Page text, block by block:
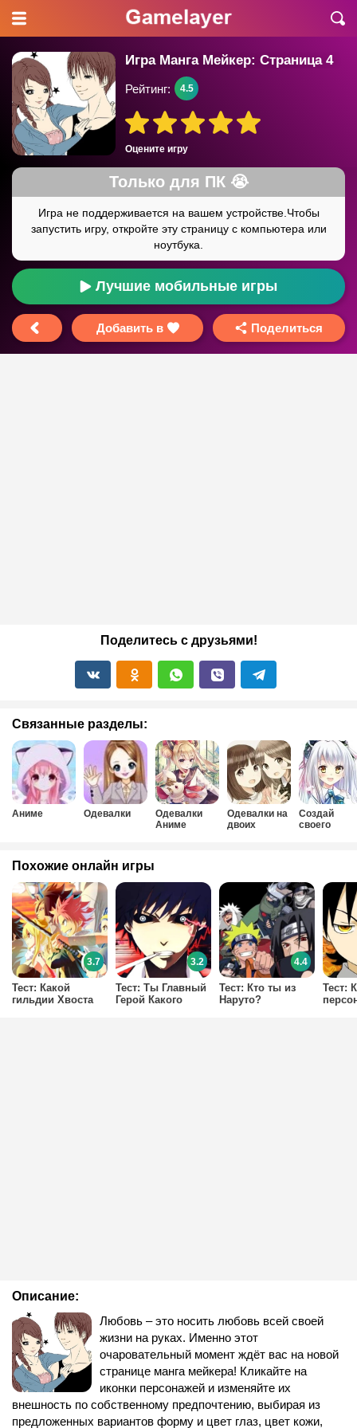
Игра Манга Мейкер: Страница 4
Оцените игру
Рейтинг: 4.5
Лучшие мобильные игры
Добавить в Поделиться
Поделитесь с друзьями!
Связанные разделы:
Аниме Одевалки
Одевалки
Аниме
Одевалки на
двоих
Создай
своего
Описание:
Любовь – это носить любовь всей своей
жизни на руках. Именно этот
очаровательный момент ждёт вас на новой
странице манга мейкера! Кликайте на
иконки персонажей и изменяйте их
внешность по собственному предпочтению, выбирая из
предложенных вариантов форму и цвет глаз, цвет кожи,
Похожие онлайн игры
Тест: Какой
гильдии Хвоста
3.7
Тест: Ты Главный
Герой Какого
3.2
Тест: Кто ты из
Наруто?
4.4
Тест: